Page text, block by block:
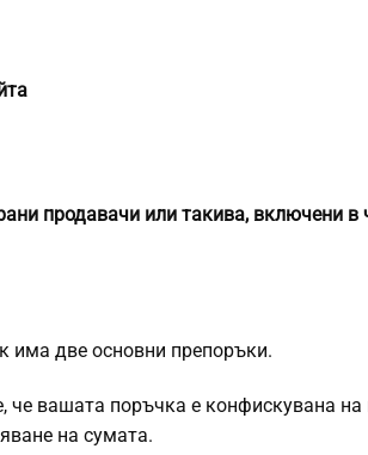
продавачи или такива, включени в
има две основни препоръки.
вашата поръчка е конфискувана на
на сумата.